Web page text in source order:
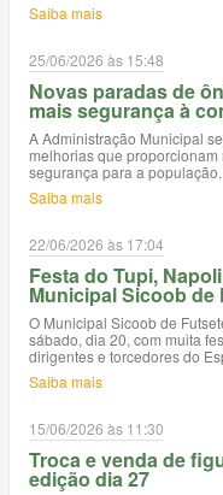
Saiba mais
25/06/2026 às 15:48
Novas paradas de
mais segurança à
A Administração Municipal
melhorias que proporcionam
segurança para a
Saiba mais
22/06/2026 às 17:04
Festa do Tupi,
Municipal Sicoob de
O Municipal Sicoob de
sábado, dia 20, com muita
dirigentes e torcedores do
Saiba mais
15/06/2026 às 11:30
Troca e venda de
edição dia 27